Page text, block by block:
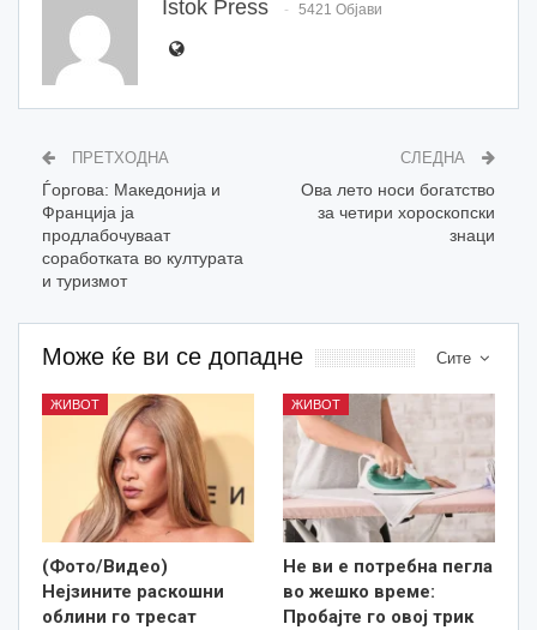
Istok Press 5421 Објави
ПРЕТХОДНА
Ѓоргова: Македонија и
Франција ја
продлабочуваат
соработката во културата
и туризмот
СЛЕДНА
Ова лето носи богатство
за четири хороскопски
знаци
Сите
Може ќе ви се допадне
ЖИВОТ
(Фото/Видео)
Нејзините раскошни
облини го тресат
ЖИВОТ
Не ви е потребна пегла
во жешко време:
Пробајте го овој трик